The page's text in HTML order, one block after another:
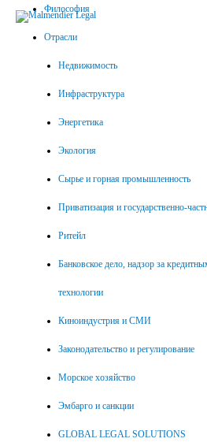
Философия
Отрасли
Недвижимость
Инфраструктура
Энергетика
Экология
Сырье и горная промышленность
Приватизация и государственно-
Ритейл
Банковское дело, надзор за
технологии
Киноиндустрия и СМИ
Законодательство и регулирование
Морское хозяйство
Эмбарго и санкции
GLOBAL LEGAL SOLUTIONS